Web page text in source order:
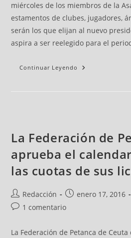
miércoles de los miembros de la
estamentos de clubes, jugadores,
serán los que elijan al nuevo
aspira a ser reelegido para el
Continuar Leyendo
La Federación de
aprueba el
las cuotas de sus
Redacción enero 17, 2016
1 comentario
La Federación de Petanca de